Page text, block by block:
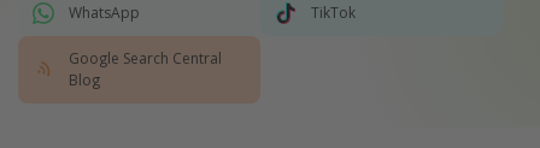
WhatsApp TikTok
Google Search Central
Blog